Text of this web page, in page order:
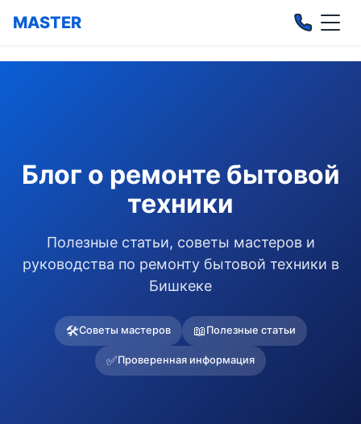
MASTER
Главная Блог
Блог о ремонте бытовой
техники
Полезные статьи, советы мастеров и
руководства по ремонту бытовой техники в
Бишкеке
🛠Советы мастеров 📖 Полезные статьи
✅Проверенная информация